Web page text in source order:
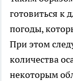
готовиться к
погоды,
При этом
количества
некоторым